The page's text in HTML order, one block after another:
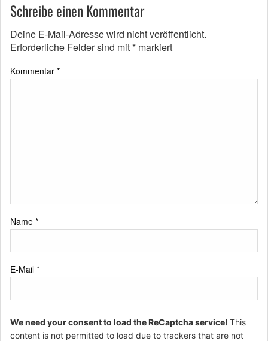
Schreibe einen Kommentar
Deine E-Mail-Adresse wird nicht veröffentlicht.
Erforderliche Felder sind mit* markiert
Kommentar *
Name *
E-Mail *
We need your consent to load the ReCaptcha service! This
content is not permitted to load due to trackers that are not